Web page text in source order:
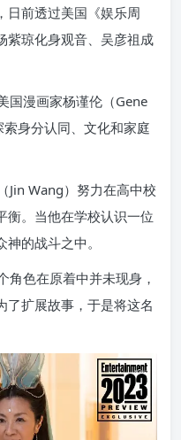
日前透过美国《娱乐周
紫琼化身观音、吴彦祖成
国漫画家杨谨伦（Gene
身分认同、文化和家庭
Jin Wang）努力在高中校
衡。当他在学校认识一位
的战斗之中。
角色在原着中并未现身，
了扩展故事，于是将这名